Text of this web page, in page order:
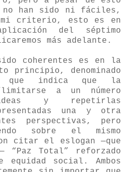
no han sido ni fáciles,
criterio, esto es en
del séptimo
más adelante.
coherentes es en la
principio, denominado
que indica que la
a un número
y repetirlas
una y otra
perspectivas, pero
sobre el mismo
citar el eslogan —que
“Paz Total” reforzado
equidad social. Ambos